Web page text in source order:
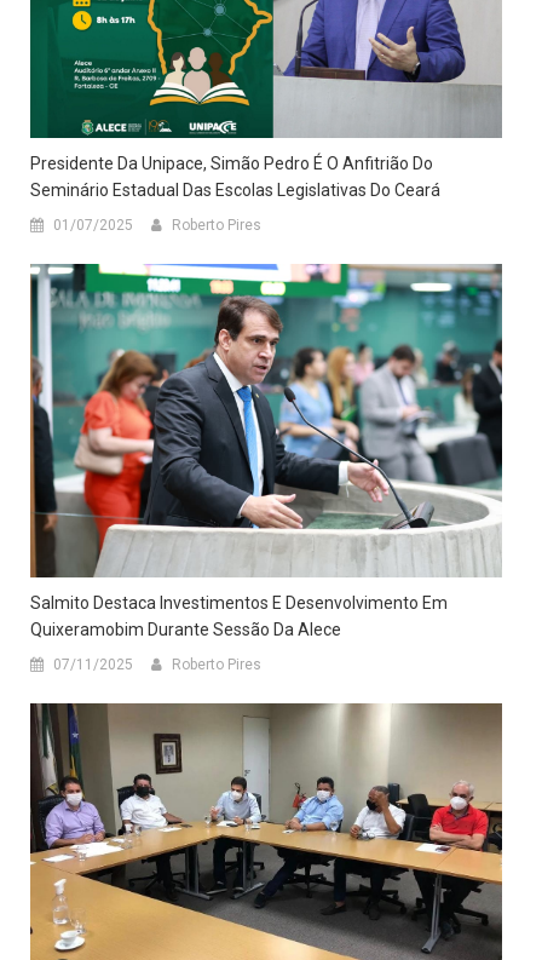
Presidente Da Unipace, Simão Pedro É O Anfitrião Do
Seminário Estadual Das Escolas Legislativas Do Ceará
01/07/2025 Roberto Pires
Salmito Destaca Investimentos E Desenvolvimento Em
Quixeramobim Durante Sessão Da Alece
07/11/2025 Roberto Pires